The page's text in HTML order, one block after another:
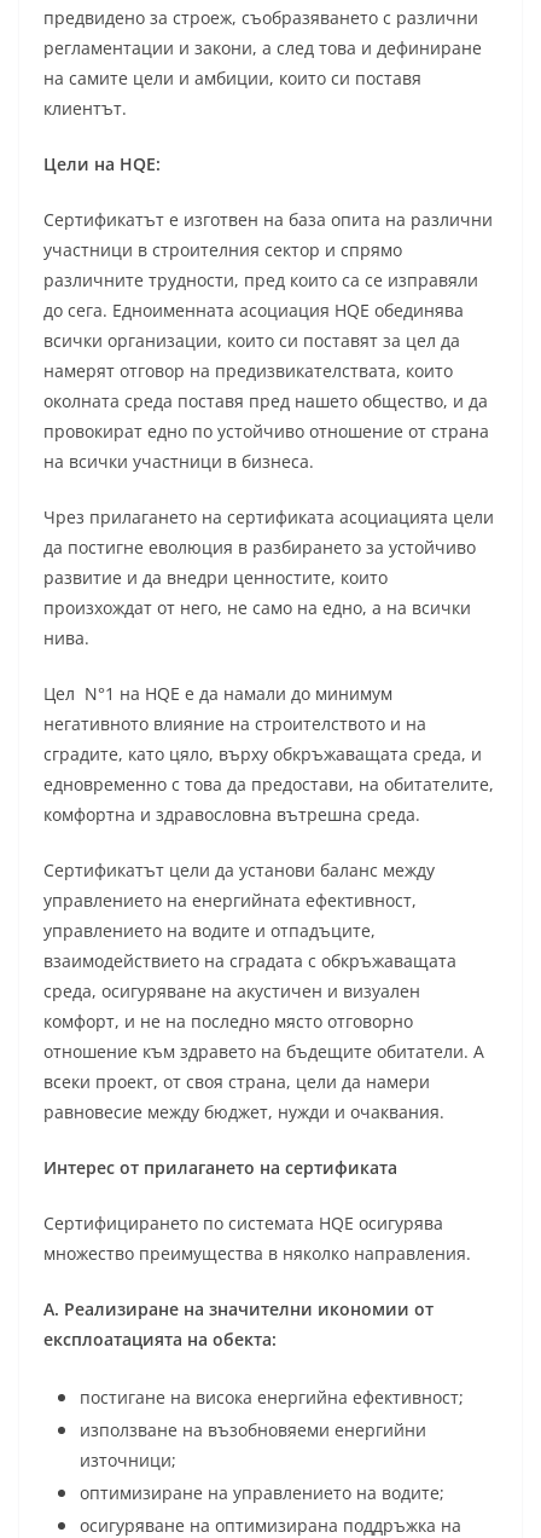
предвидено за строеж, съобразяването с различни
регламентации и закони, а след това и дефиниране
на самите цели и амбиции, които си поставя
клиентът.
Цели на HQE:
Сертификатът е изготвен на база опита на различни
участници в строителния сектор и спрямо
различните трудности, пред които са се изправяли
до сега. Едноименната асоциация HQE обединява
всички организации, които си поставят за цел да
намерят отговор на предизвикателствата, които
околната среда поставя пред нашето общество, и да
провокират едно по устойчиво отношение от страна
на всички участници в бизнеса.
Чрез прилагането на сертификата асоциацията цели
да постигне еволюция в разбирането за устойчиво
развитие и да внедри ценностите, които
произхождат от него, не само на едно, а на всички
нива.
Цел N°1 на HQE е да намали до минимум
негативното влияние на строителството и на
сградите, като цяло, върху обкръжаващата среда, и
едновременно с това да предостави, на обитателите,
комфортна и здравословна вътрешна среда.
Сертификатът цели да установи баланс между
управлението на енергийната ефективност,
управлението на водите и отпадъците,
взаимодействието на сградата с обкръжаващата
среда, осигуряване на акустичен и визуален
комфорт, и не на последно място отговорно
отношение към здравето на бъдещите обитатели. А
всеки проект, от своя страна, цели да намери
равновесие между бюджет, нужди и очаквания.
Интерес от прилагането на сертификата
Сертифицирането по системата HQE осигурява
множество преимущества в няколко направления.
А. Реализиране на значителни икономии от
експлоатацията на обекта:
постигане на висока енергийна ефективност;
използване на възобновяеми енергийни
източници;
оптимизиране на управлението на водите;
осигуряване на оптимизирана поддръжка на